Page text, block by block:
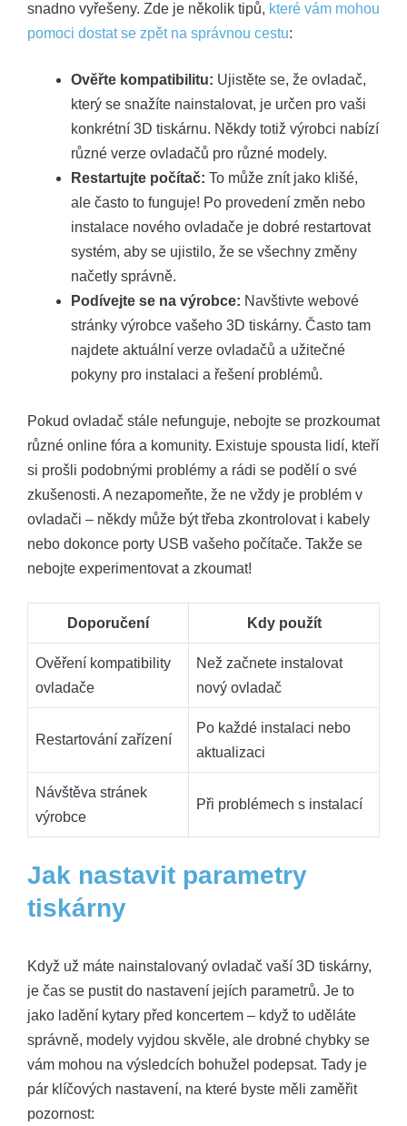
snadno vyřešeny. Zde je několik tipů, které vám mohou
pomoci dostat se zpět na správnou cestu:
Ověřte kompatibilitu: Ujistěte se, že ovladač,
který se snažíte nainstalovat, je určen pro vaši
konkrétní 3D tiskárnu. Někdy totiž výrobci nabízí
různé verze ovladačů pro různé modely.
Restartujte počítač: To může znít jako klišé,
ale často to funguje! Po provedení změn nebo
instalace nového ovladače je dobré restartovat
systém, aby se ujistilo, že se všechny změny
načetly správně.
Podívejte se na výrobce: Navštivte webové
stránky výrobce vašeho 3D tiskárny. Často tam
najdete aktuální verze ovladačů a užitečné
pokyny pro instalaci a řešení problémů.
Pokud ovladač stále nefunguje, nebojte se prozkoumat
různé online fóra a komunity. Existuje spousta lidí, kteří
si prošli podobnými problémy a rádi se podělí o své
zkušenosti. A nezapomeňte, že ne vždy je problém v
ovladači – někdy může být třeba zkontrolovat i kabely
nebo dokonce porty USB vašeho počítače. Takže se
nebojte experimentovat a zkoumat!
Doporučení Kdy použít
Ověření kompatibility
ovladače
Než začnete instalovat
nový ovladač
Restartování zařízení
Po každé instalaci nebo
aktualizaci
Návštěva stránek
výrobce
Při problémech s instalací
Jak nastavit parametry
tiskárny
Když už máte nainstalovaný ovladač vaší 3D tiskárny,
je čas se pustit do nastavení jejích parametrů. Je to
jako ladění kytary před koncertem – když to uděláte
správně, modely vyjdou skvěle, ale drobné chybky se
vám mohou na výsledcích bohužel podepsat. Tady je
pár klíčových nastavení, na které byste měli zaměřit
pozornost: